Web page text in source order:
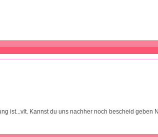
ist...vlt. Kannst du uns nachher noch bescheid geben